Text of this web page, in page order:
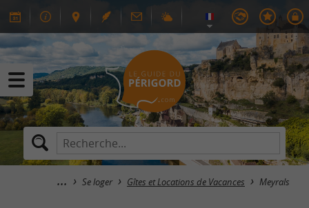
Se loger Gîtes et Locations de Vacances Meyrals